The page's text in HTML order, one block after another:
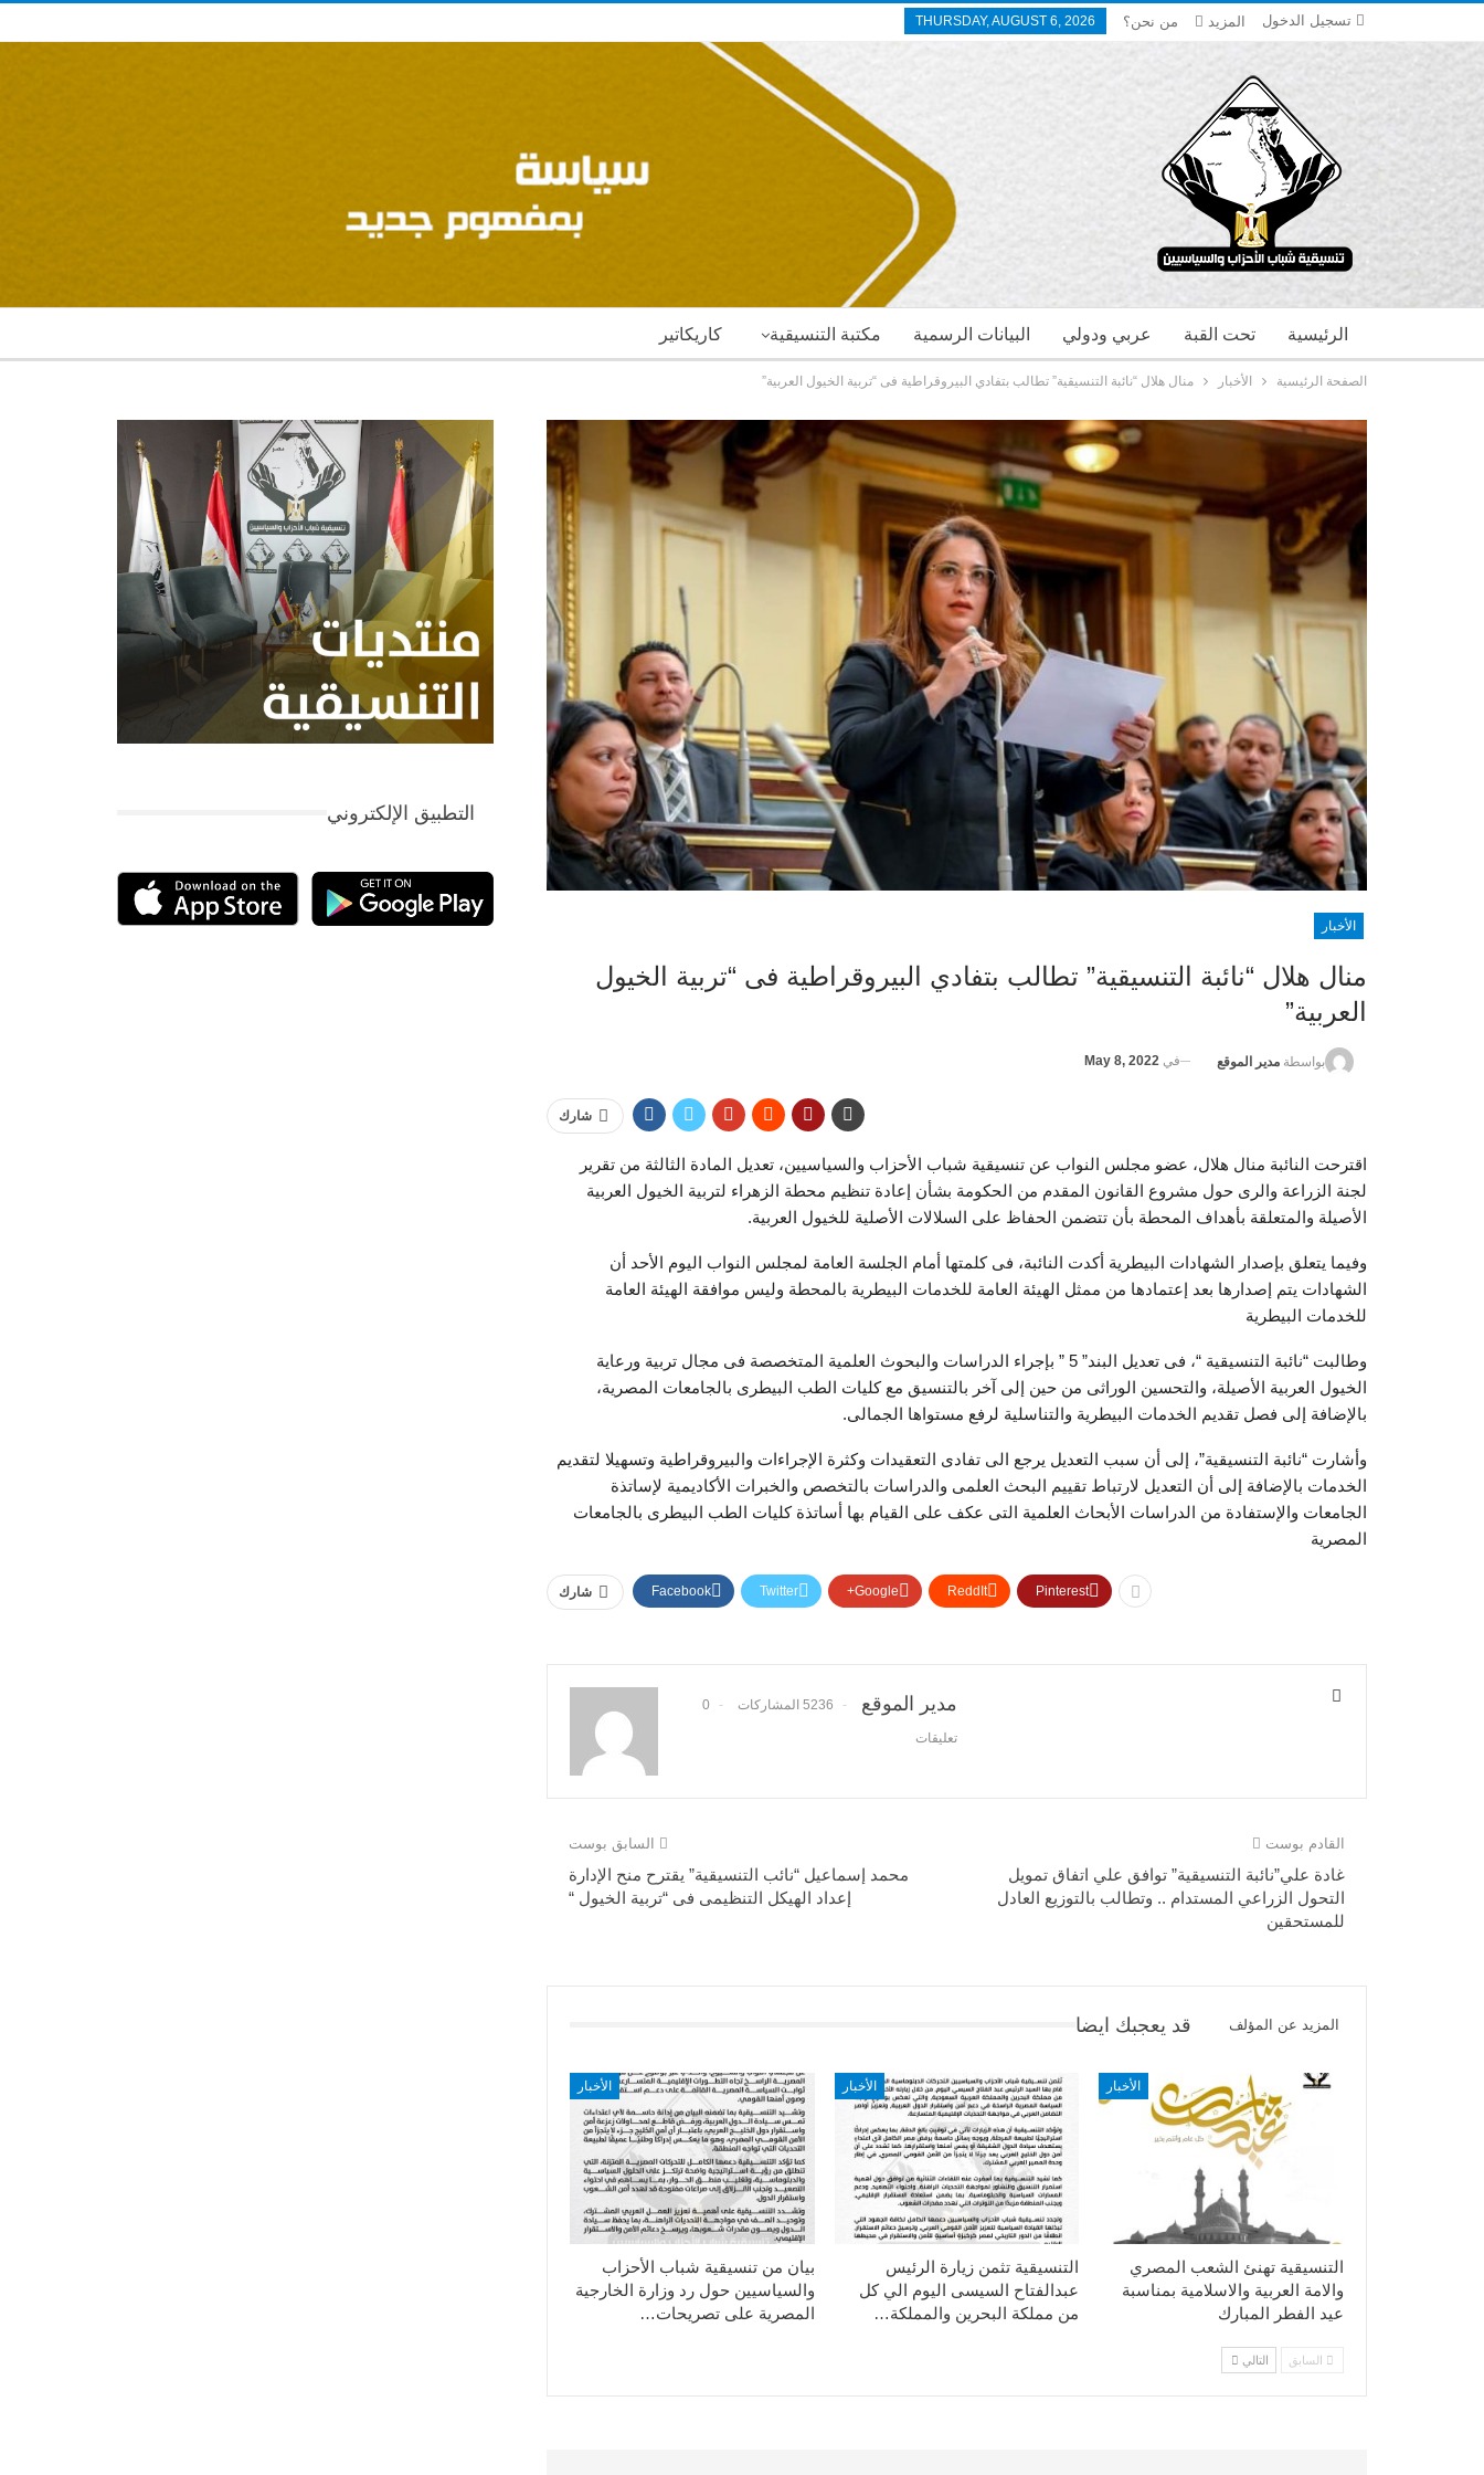
تسجيل الدخول THURSDAY, AUGUST 6, 2026 من نحن؟ المزيد
كاريكاتير مكتبة التنسيقية البيانات الرسمية عربي ودولي تحت القبة الرئيسية
الصفحة الرئيسية الأخبار منال هلال “نائبة التنسيقية” تطالب بتفادي البيروقراطية فى “تربية الخيول العربية”
الأخبار
منال هلال “نائبة التنسيقية” تطالب بتفادي البيروقراطية فى “تربية الخيول
العربية”
بواسطة مدير الموقع في May 8, 2022
شارك
اقترحت النائبة منال هلال، عضو مجلس النواب عن تنسيقية شباب الأحزاب والسياسيين، تعديل المادة الثالثة من تقرير
لجنة الزراعة والرى حول مشروع القانون المقدم من الحكومة بشأن إعادة تنظيم محطة الزهراء لتربية الخيول العربية
الأصيلة والمتعلقة بأهداف المحطة بأن تتضمن الحفاظ على السلالات الأصلية للخيول العربية.
وفيما يتعلق بإصدار الشهادات البيطرية أكدت النائبة، فى كلمتها أمام الجلسة العامة لمجلس النواب اليوم الأحد أن
الشهادات يتم إصدارها بعد إعتمادها من ممثل الهيئة العامة للخدمات البيطرية بالمحطة وليس موافقة الهيئة العامة
للخدمات البيطرية
وطالبت “نائبة التنسيقية “، فى تعديل البند” 5 ” بإجراء الدراسات والبحوث العلمية المتخصصة فى مجال تربية ورعاية
الخيول العربية الأصيلة، والتحسين الوراثى من حين إلى آخر بالتنسيق مع كليات الطب البيطرى بالجامعات المصرية،
بالإضافة إلى فصل تقديم الخدمات البيطرية والتناسلية لرفع مستواها الجمالى.
وأشارت “نائبة التنسيقية”، إلى أن سبب التعديل يرجع الى تفادى التعقيدات وكثرة الإجراءات والبيروقراطية وتسهيلا لتقديم
الخدمات بالإضافة إلى أن التعديل لارتباط تقييم البحث العلمى والدراسات بالتخصص والخبرات الأكاديمية لإساتذة
الجامعات والإستفادة من الدراسات الأبحاث العلمية التى عكف على القيام بها أساتذة كليات الطب البيطرى بالجامعات
المصرية
شارك Facebook Twitter Google+ ReddIt Pinterest
مدير الموقع 5236 المشاركات 0
تعليقات
السابق بوست
محمد إسماعيل “نائب التنسيقية” يقترح منح الإدارة
إعداد الهيكل التنظيمى فى “تربية الخيول “
القادم بوست
غادة علي”نائبة التنسيقية” توافق علي اتفاق تمويل
التحول الزراعي المستدام .. وتطالب بالتوزيع العادل
للمستحقين
قد يعجبك ايضا المزيد عن المؤلف
الأخبار
بيان من تنسيقية شباب الأحزاب
والسياسيين حول رد وزارة الخارجية
المصرية على تصريحات…
الأخبار
التنسيقية تثمن زيارة الرئيس
عبدالفتاح السيسى اليوم الي كل
من مملكة البحرين والمملكة…
الأخبار
التنسيقية تهنئ الشعب المصري
والامة العربية والاسلامية بمناسبة
عيد الفطر المبارك
السابق التالي
التطبيق الإلكتروني